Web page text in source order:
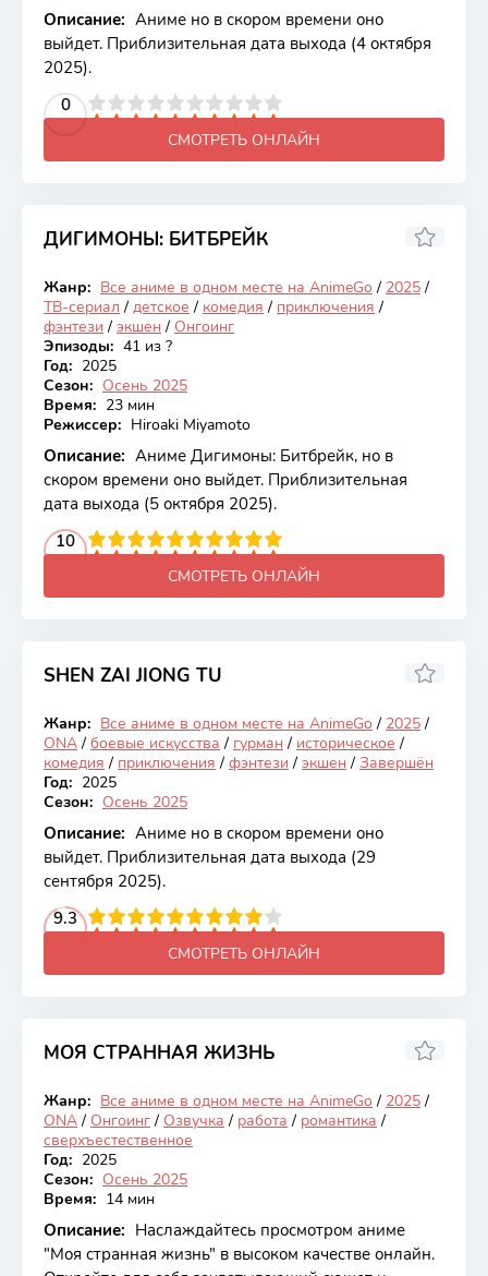
Описание: Аниме но в скором времени оно
выйдет. Приблизительная дата выхода (4 октября
2025).
0
4 5 6 7 8 9 10
СМОТРЕТЬ ОНЛАЙН
ДИГИМОНЫ: БИТБРЕЙК
Онгоинг
7.12
Жанр: Все аниме в одном месте на AnimeGo / 2025 /
ТВ-сериал / детское / комедия / приключения /
фэнтези / экшен / Онгоинг
Эпизоды: 41 из ?
Год: 2025
Сезон: Осень 2025
Время: 23 мин
Режиссер: Hiroaki Miyamoto
Описание: Аниме Дигимоны: Битбрейк, но в
скором времени оно выйдет. Приблизительная
дата выхода (5 октября 2025).
10
4 5 6 7 8 9 10
СМОТРЕТЬ ОНЛАЙН
SHEN ZAI JIONG TU
Закончен
Жанр: Все аниме в одном месте на AnimeGo / 2025 /
ONA / боевые искусства / гурман / историческое /
комедия / приключения / фэнтези / экшен / Завершён
Год: 2025
Сезон: Осень 2025
Описание: Аниме но в скором времени оно
выйдет. Приблизительная дата выхода (29
сентября 2025).
9.3
4 5 6 7 8 9 10
СМОТРЕТЬ ОНЛАЙН
МОЯ СТРАННАЯ ЖИЗНЬ
Онгоинг
6.97
Жанр: Все аниме в одном месте на AnimeGo / 2025 /
ONA / Онгоинг / Озвучка / работа / романтика /
сверхъестественное
Год: 2025
Сезон: Осень 2025
Время: 14 мин
Описание: Наслаждайтесь просмотром аниме
"Моя странная жизнь" в высоком качестве онлайн.